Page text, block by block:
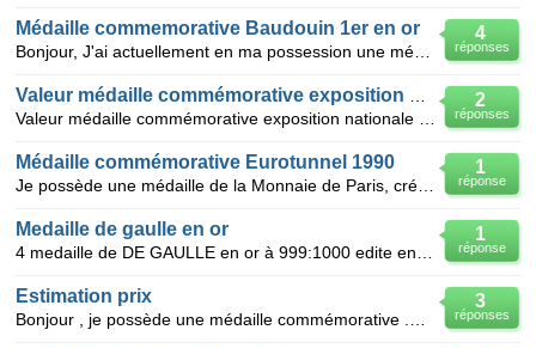
4
réponses
Médaille commemorative Baudouin 1er en or
2
réponses
1
réponse
Médaille commémorative Eurotunnel 1990
1
réponse
Medaille de gaulle en or
3
réponses
Estimation prix